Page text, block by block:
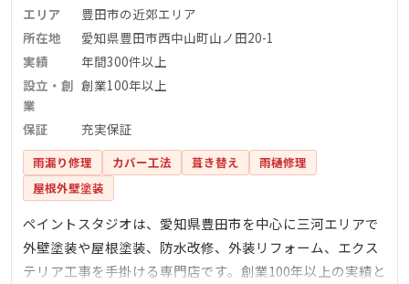
エリア
豊田市の近郊エリア
所在地
愛知県豊田市西中山町山ノ田20-1
実績
年間300件以上
設立・創
業
創業100年以上
保証 充実保証
雨漏り修理 カバー工法 葺き替え
雨樋修理
屋根外壁塗装
ペイントスタジオは、愛知県豊田市を中心に三河エリアで
外壁塗装や屋根塗装、防水改修、外装リフォーム、エクス
テリア工事を手掛ける専門店です。創業100年以上の実績と